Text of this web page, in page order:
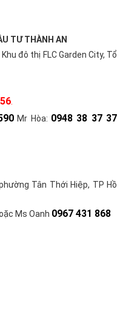
TƯ THÀNH AN
đô thị FLC Garden City, Tổ
.
Mr Hòa: 0948 38 37 37
Tân Thới Hiệp, TP Hồ
Ms Oanh 0967 431 868